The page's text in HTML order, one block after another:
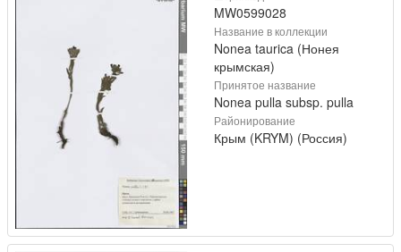
MW0599028
Название в коллекции
Nonea taurica (Нонея
крымская)
Принятое название
Nonea pulla subsp. pulla
Районирование
Крым (KRYM) (Россия)